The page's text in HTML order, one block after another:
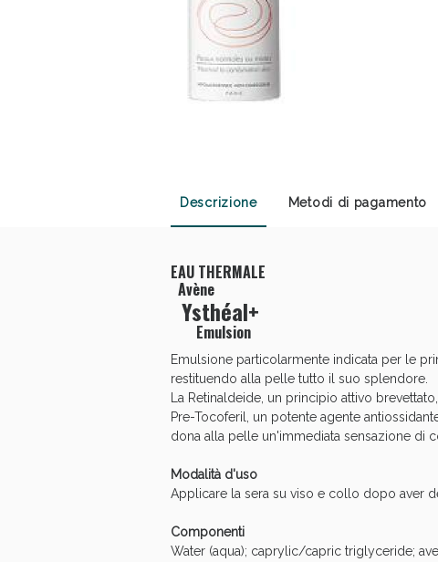
Descrizione Metodi di pagamento
EAU THERMALE
Avène
Ysthéal+
Emulsion
Emulsione particolarmente indicata per le
restituendo alla pelle tutto il suo splendore.
La Retinaldeide, un principio attivo
Pre-Tocoferil, un potente agente
dona alla pelle un'immediata sensazione di
Modalità d'uso
Applicare la sera su viso e collo dopo aver
Componenti
Water (aqua); caprylic/capric triglyceride;